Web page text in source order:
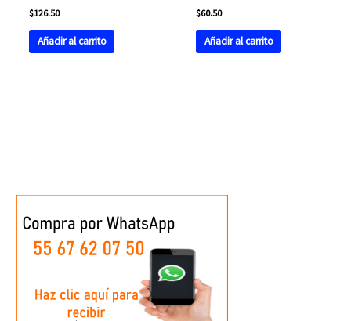
$126.50
Añadir al carrito
$60.50
Añadir al carrito